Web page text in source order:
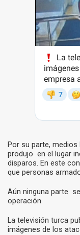
Por su parte,
produjo en el lugar
disparos. En este
que personas
Aún ninguna parte
operación.
La televisión turca
imágenes de los